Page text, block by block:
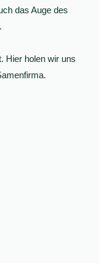
das Auge des
Hier holen wir uns